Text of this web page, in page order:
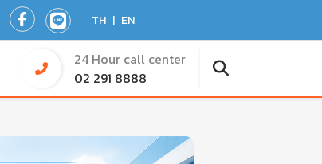
TH | EN
24 Hour call center
02 291 8888